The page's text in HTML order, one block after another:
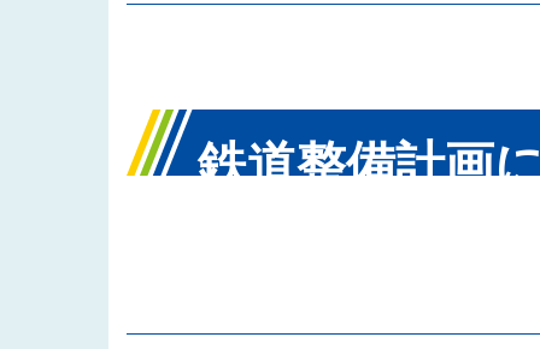
鉄道整備計画